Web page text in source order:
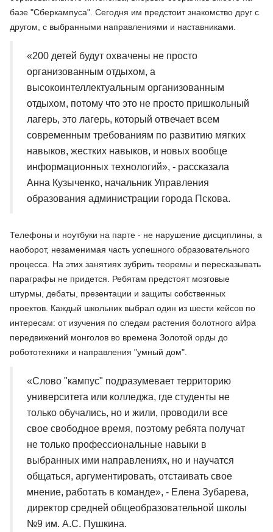
базе "Сберкампуса". Сегодня им предстоит знакомство друг с
другом, с выбранными направлениями и наставниками.
«200 детей будут охвачены не просто
организованным отдыхом, а
высокоинтеллектуальным организованным
отдыхом, потому что это не просто пришкольный
лагерь, это лагерь, который отвечает всем
современным требованиям по развитию мягких
навыков, жестких навыков, и новых вообще
информационных технологий», - рассказала
Анна Кузыченко, начальник Управления
образования администрации города Пскова.
Телефоны и ноутбуки на парте - не нарушение дисциплины, а
наоборот, незаменимая часть успешного образовательного
процесса. На этих занятиях зубрить теоремы и пересказывать
параграфы не придется. Ребятам предстоят мозговые
штурмы, дебаты, презентации и защиты собственных
проектов. Каждый школьник выбрал один из шести кейсов по
интересам: от изучения по следам растения болотного аИра
передвижений монголов во времена Золотой орды до
робототехники и направления "умный дом".
«Слово "кампус" подразумевает территорию
университета или колледжа, где студенты не
только обучались, но и жили, проводили все
свое свободное время, поэтому ребята получат
не только профессиональные навыки в
выбранных ими направлениях, но и научатся
общаться, аргументировать, отстаивать свое
мнение, работать в команде», - Елена Зубарева,
директор средней общеобразовательной школы
№9 им. А.С. Пушкина.